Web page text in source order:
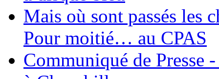
Mais où sont passés les
Pour moitié… au CPAS
Communiqué de Presse